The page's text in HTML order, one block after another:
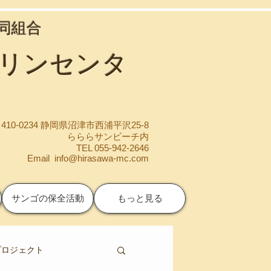
組合
ンセンタ
0234 静岡県沼津市西浦平沢25-8
らららサンビーチ内
TEL 055-942-2646
Email info@hirasawa-mc.com
サンゴの保全活動 もっと見る
ジェクト